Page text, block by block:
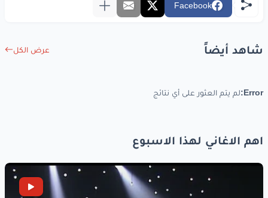
Facebook
شاهد أيضاً عرض الكل
Error: لم يتم العثور على أي نتائج
اهم الاغاني لهذا الاسبوع